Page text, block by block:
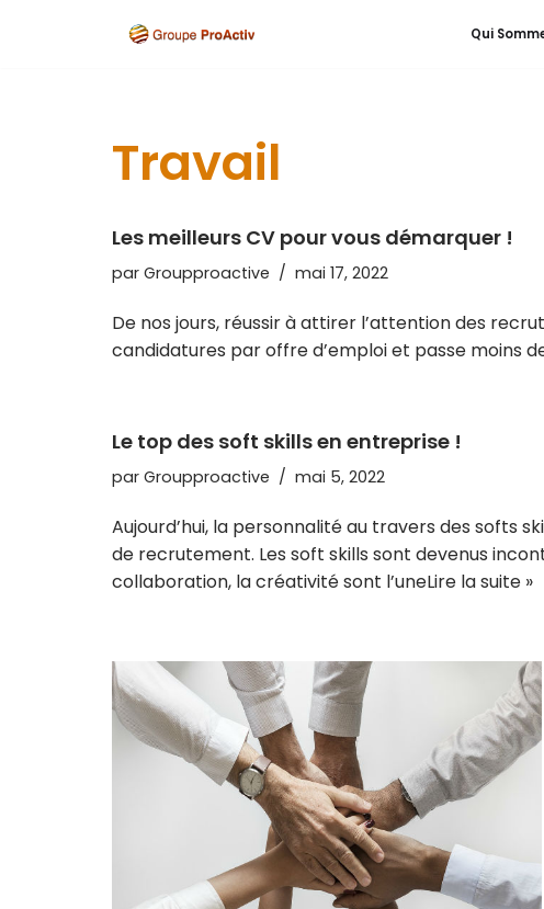
Qui
Travail
Les meilleurs CV pour vous démarquer !
par Groupproactive mai 17, 2022
De nos jours, réussir à attirer l’attention des
candidatures par offre d’emploi et passe moins
Le top des soft skills en entreprise !
par Groupproactive mai 5, 2022
Aujourd’hui, la personnalité au travers des softs
de recrutement. Les soft skills sont devenus
collaboration, la créativité sont l’uneLire la suite »